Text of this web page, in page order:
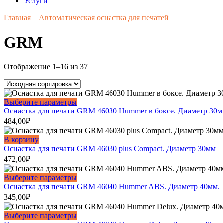
Главная
Автоматическая оснастка для печатей
GRM
Отображение 1–16 из 37
Выберите параметрыЭтот
товар
несколько
Опции
можно
выбрать
на
странице
товара.
Оснастка для печати GRM 46030 Hummer в боксе. Диаметр
484,00₽
В корзину
Оснастка для печати GRM 46030 plus Compact. Диаметр 30мм
472,00₽
Выберите параметрыЭтот
товар
несколько
вариаций.
Оснастка для печати GRM 46040 Hummer ABS. Диаметр 40мм.
345,00₽
Выберите параметрыЭтот